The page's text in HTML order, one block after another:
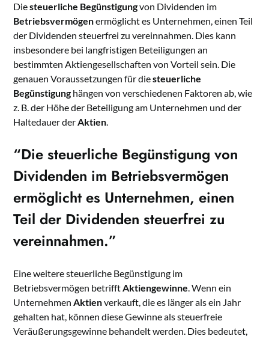
Diesteuerliche Begünstigungvon Dividenden im
Betriebsvermögenermöglicht es Unternehmen, einen Teil
der Dividenden steuerfrei zu vereinnahmen. Dies kann
insbesondere bei langfristigen Beteiligungen an
bestimmten Aktiengesellschaften von Vorteil sein. Die
genauen Voraussetzungen für diesteuerliche
Begünstigung hängen von verschiedenen Faktoren ab, wie
z. B. der Höhe der Beteiligung am Unternehmen und der
Haltedauer derAktien.
“Diesteuerliche Begünstigung von
Dividenden im Betriebsvermögen
ermöglicht es Unternehmen, einen
Teil der Dividenden steuerfrei zu
vereinnahmen.”
Eine weitere steuerliche Begünstigung im
Betriebsvermögen betrifftAktiengewinne. Wenn ein
UnternehmenAktienverkauft, die es länger als ein Jahr
gehalten hat, können diese Gewinne als steuerfreie
Veräußerungsgewinne behandelt werden. Dies bedeutet,